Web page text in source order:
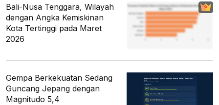
Bali-Nusa Tenggara, Wilayah
dengan Angka Kemiskinan
Kota Tertinggi pada Maret
2026
Gempa Berkekuatan Sedang
Guncang Jepang dengan
Magnitudo 5,4